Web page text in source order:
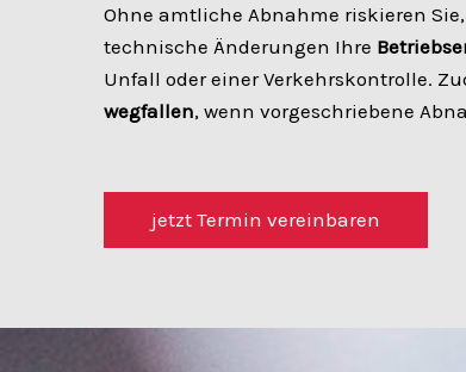
Ohne amtliche Abnahme riskieren
technische Änderungen Ihre
Unfall oder einer Verkehrskontrolle.
wegfallen, wenn vorgeschriebene
jetzt Termin vereinbaren